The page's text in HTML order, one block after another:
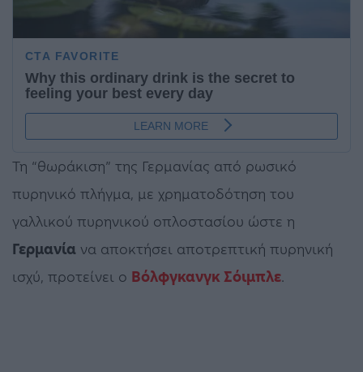
Τη “θωράκιση” της Γερμανίας από ρωσικό
πυρηνικό πλήγμα, με χρηματοδότηση του
γαλλικού πυρηνικού οπλοστασίου ώστε η
Γερμανία να αποκτήσει αποτρεπτική πυρηνική
ισχύ, προτείνει ο Βόλφγκανγκ Σόιμπλε.